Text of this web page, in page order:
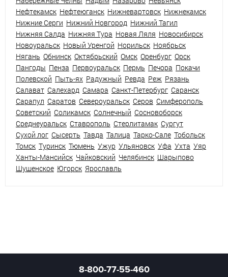
Нефтекамск Нефтеюганск Нижневартовск Нижнекамск
Нижние Серги Нижний Новгород Нижний Тагил
Нижняя Салда Нижняя Тура Новая Ляля Новосибирск
Новоуральск Новый Уренгой Норильск Ноябрьск
Нягань Обнинск Октябрьский Омск Оренбург Орск
Пангоды Пенза Первоуральск Пермь Печора Покачи
Полевской Пыть-ях Радужный Ревда Реж Рязань
Салават Салехард Самара Санкт-Петербург Саранск
Сарапул Саратов Североуральск Серов Симферополь
Советский Соликамск Солнечный Сосновоборск
Среднеуральск Ставрополь Стерлитамак Сургут
Сухой лог Сысерть Тавда Талица Тарко-Сале Тобольск
Томск Туринск Тюмень Ужур Ульяновск Уфа Ухта Уяр
Ханты-Мансийск Чайковский Челябинск Шарыпово
Шушенское Югорск Ярославль
8-800-77-55-460